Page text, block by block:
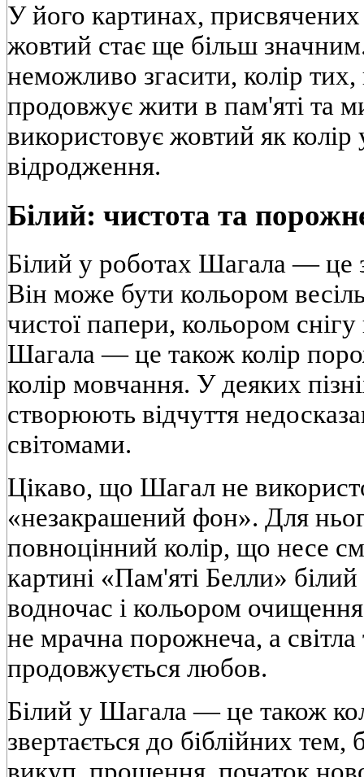
У його картинах,
жовтий стає ще більш
неможливо згасити, колір
продовжує жити в пам'яті та
використовує жовтий як колір
відродження.
Білий: чистота та
Білий у роботах Шагала — це
Він може бути кольором
чистої папери, кольором
Шагала — це також колір
колір мовчання. У деяких
створюють відчуття
світомами.
Цікаво, що Шагал не
«незакрашений фон». Для
повноцінний колір, що несе
картині «Пам'яті Белли»
водночас і кольором
не мрачна порожнеча, а
продовжується любов.
Білий у Шагала — це також
звертається до біблійних тем,